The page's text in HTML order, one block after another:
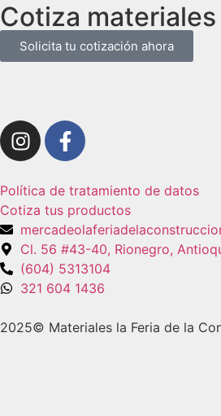
Cotiza
Solicita tu cotización ahora
Política de tratamiento de datos
Cotiza tus productos
Cl. 56 #43-40, Rionegro,
(604) 5313104
321 604 1436
2025© Materiales la Feria de la